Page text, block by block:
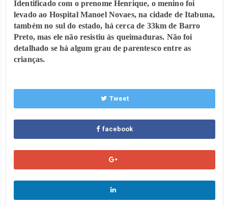
Identificado com o prenome Henrique, o menino foi
levado ao Hospital Manoel Novaes, na cidade de Itabuna,
também no sul do estado, há cerca de 33km de Barro
Preto, mas ele não resistiu às queimaduras. Não foi
detalhado se há algum grau de parentesco entre as
crianças.
Tweet
facebook